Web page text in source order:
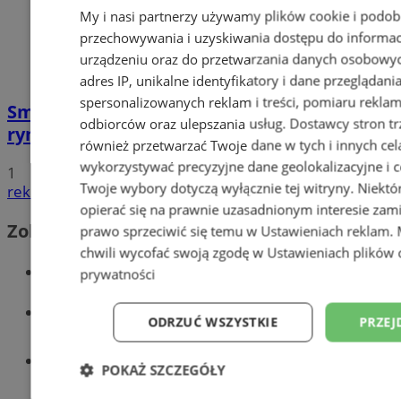
Smaki z całej Polski na wodzisławskim
rynku – zlot food trucków już w kwietniu!
1
reklama
Zobacz również
Wiadomości kryminalne w Wodzisławiu
Wiadomości lokalne
Tworzenie stron www - Wodzisław
Śląski
My i nasi partnerzy używamy plików cookie i
przechowywania i uzyskiwania dostępu do
urządzeniu oraz do przetwarzania danych
adres IP, unikalne identyfikatory i dane
spersonalizowanych reklam i treści, pomiaru
odbiorców oraz ulepszania usług. Dostawcy stron
również przetwarzać Twoje dane w tych i innych
wykorzystywać precyzyjne dane geolokalizacyjne i
Twoje wybory dotyczą wyłącznie tej witryny.
opierać się na prawnie uzasadnionym interesie
prawo sprzeciwić się temu w Ustawieniach reklam.
chwili wycofać swoją zgodę w Ustawieniach plików
prywatności
ODRZUĆ WSZYSTKIE
POKAŻ SZCZEGÓŁY